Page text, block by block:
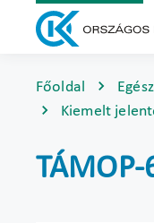
Főoldal
Kiemelt